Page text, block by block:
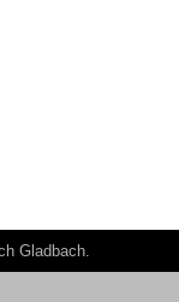
Gladbach.